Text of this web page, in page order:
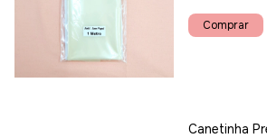
Canetinha